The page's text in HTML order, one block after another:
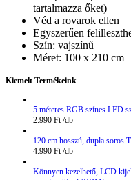
tartalmazza őket)
Véd a rovarok ellen
Egyszerűen
Szín: vajszínű
Méret: 100 x 210 cm
Kiemelt Termékeink
5 méteres RGB színes LED
2.990 Ft
120 cm hosszú, dupla soros
4.990 Ft
Könnyen kezelhető, LCD